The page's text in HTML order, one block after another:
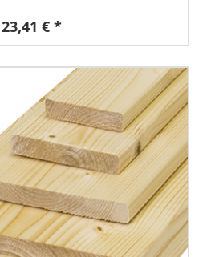
23,41 € *